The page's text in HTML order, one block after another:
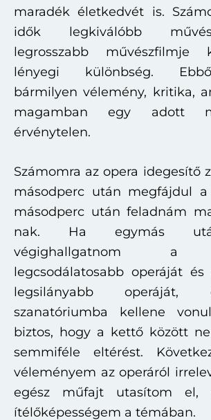
maradék életkedvét is.
idők legkiválóbb
legrosszabb művészfilmje
lényegi különbség.
bármilyen vélemény, kritika,
magamban egy adott
érvénytelen.
Számomra az opera idegesítő
másodperc után megfájdul
másodperc után feladnám
nak. Ha egymás
végighallgatnom a
legcsodálatosabb operáját
legsilányabb
szanatóriumba kellene
biztos, hogy a kettő között
semmiféle eltérést.
véleményem az operáról
egész műfajt utasítom el,
ítélőképességem a témában.